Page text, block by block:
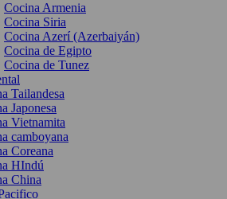
Cocina Armenia
Cocina Siria
Cocina Azerí (Azerbaiyán)
Cocina de Egipto
Cocina de Tunez
Tailandesa
Japonesa
Vietnamita
camboyana
Coreana
HIndú
China